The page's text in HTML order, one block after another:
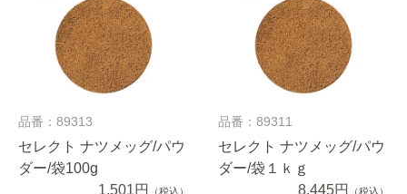
品番：89313
セレクト ナツメッグ/パウ
ダー/袋100g
1,501円
（税込）
品番：89311
セレクト ナツメッグ/パウ
ダー/袋１ｋｇ
8,445円
（税込）